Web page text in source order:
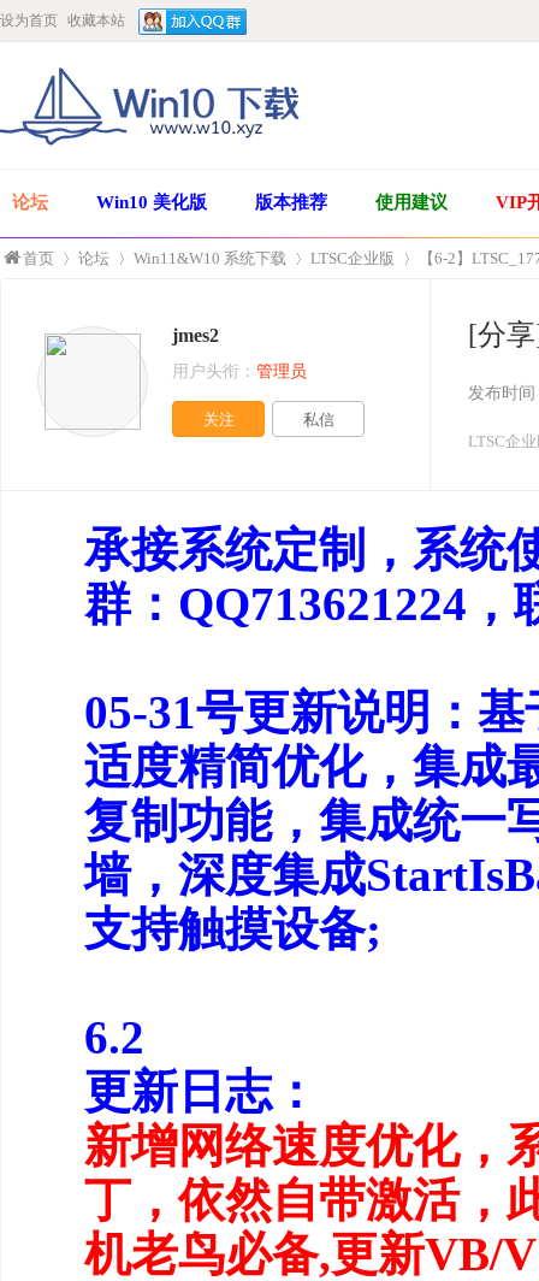
设为首页 收藏本站
论坛 Win10 美化版 版本推荐 使用建议 VIP
首页
»
论坛 Win11&W10 系统下载
›
LTSC企业版 【6-2】
[分享
发布时间
LTSC企
jmes2
用户头衔： 管理员
关注 私信
承接系统定制，系统
群：QQ713621224，
05-31号更新说明：
适度精简优化，集成
复制功能，集成统一
墙，深度集成
支持触摸设备;
6.2
更新日志：
新增网络速度优化，
丁，依然自带激活，
机老鸟必备,更新VB/